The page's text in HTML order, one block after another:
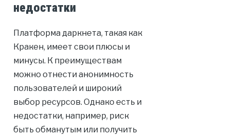
недостатки
Платформа даркнета, такая как
Кракен, имеет свои плюсы и
минусы. К преимуществам
можно отнести анонимность
пользователей и широкий
выбор ресурсов. Однако есть и
недостатки, например, риск
быть обманутым или получить